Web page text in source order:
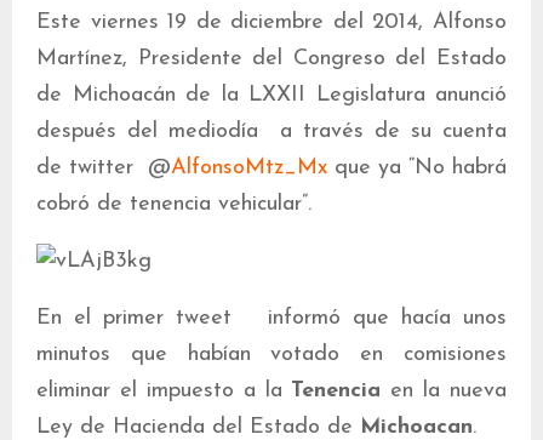
Este viernes 19 de diciembre del 2014, Alfonso
Martínez, Presidente del Congreso del Estado
de Michoacán de la LXXII Legislatura anunció
después del mediodía a través de su cuenta
de twitter @AlfonsoMtz_Mx que ya “No habrá
cobró de tenencia vehicular”.
En el primer tweet informó que hacía unos
minutos que habían votado en comisiones
eliminar el impuesto a la Tenencia en la nueva
Ley de Hacienda del Estado de Michoacan.